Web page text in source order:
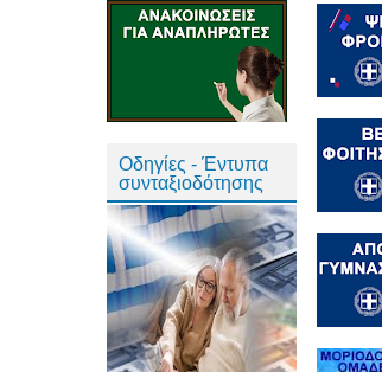
Οδηγίες - Έντυπα
συνταξιοδότησης